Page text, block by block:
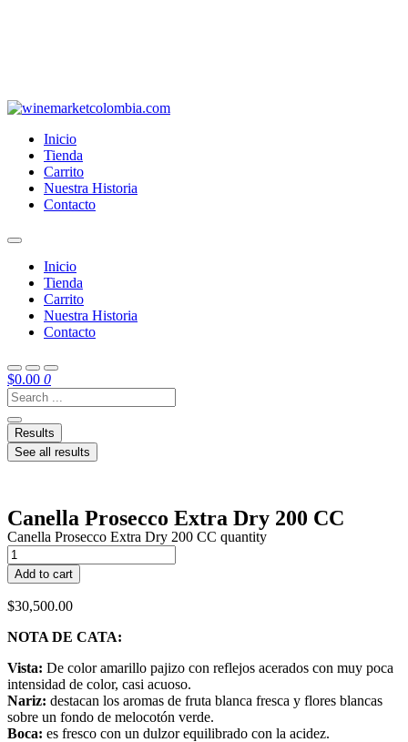
Inicio
Tienda
Carrito
Nuestra Historia
Contacto
Inicio
Tienda
Carrito
Nuestra Historia
Contacto
$0.00 0
Results
See all results
Canella Prosecco Extra Dry 200 CC
Canella Prosecco Extra Dry 200 CC quantity
Add to cart
$30,500.00
NOTA DE CATA:
Vista: De color amarillo pajizo con reflejos acerados con muy poca
intensidad de color, casi acuoso.
Nariz: destacan los aromas de fruta blanca fresca y flores blancas
sobre un fondo de melocotón verde.
Boca: es fresco con un dulzor equilibrado con la acidez.